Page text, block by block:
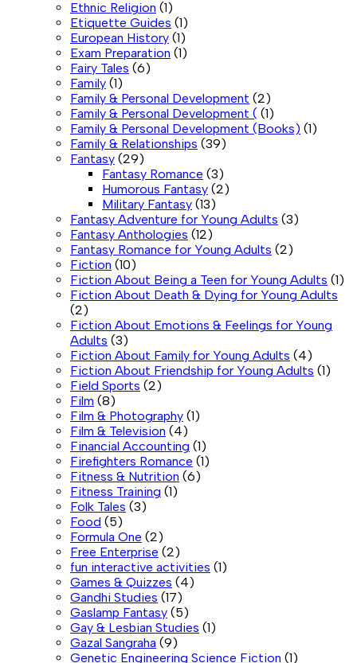
Ethnic Religion (1)
Etiquette Guides (1)
European History (1)
Exam Preparation (1)
Fairy Tales (6)
Family (1)
Family & Personal Development (2)
Family & Personal Development ( (1)
Family & Personal Development (Books) (1)
Family & Relationships (39)
Fantasy (29)
Fantasy Romance (3)
Humorous Fantasy (2)
Military Fantasy (13)
Fantasy Adventure for Young Adults (3)
Fantasy Anthologies (12)
Fantasy Romance for Young Adults (2)
Fiction (10)
Fiction About Being a Teen for Young Adults (1)
Fiction About Death & Dying for Young Adults
(2)
Fiction About Emotions & Feelings for Young
Adults (3)
Fiction About Family for Young Adults (4)
Fiction About Friendship for Young Adults (1)
Field Sports (2)
Film (8)
Film & Photography (1)
Film & Television (4)
Financial Accounting (1)
Firefighters Romance (1)
Fitness & Nutrition (6)
Fitness Training (1)
Folk Tales (3)
Food (5)
Formula One (2)
Free Enterprise (2)
fun interactive activities (1)
Games & Quizzes (4)
Gandhi Studies (17)
Gaslamp Fantasy (5)
Gay & Lesbian Studies (1)
Gazal Sangraha (9)
Genetic Engineering Science Fiction (1)